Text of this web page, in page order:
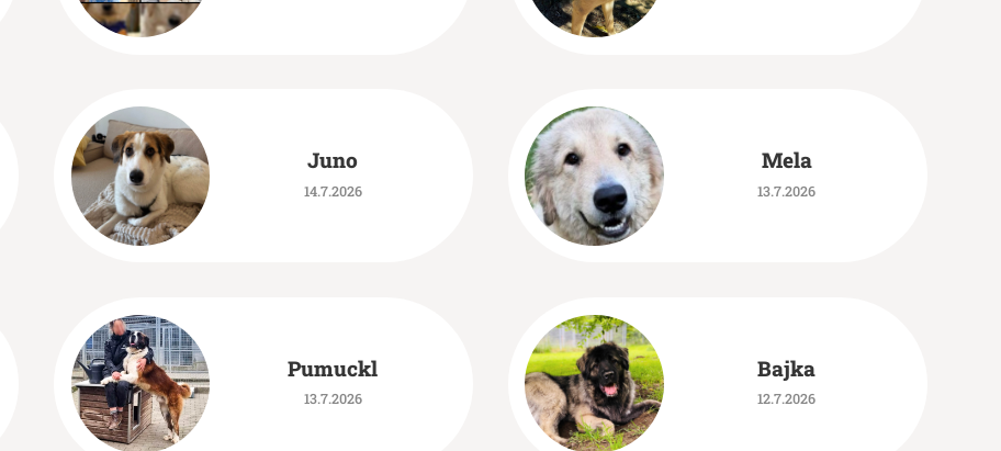
Juno
14.7.2026
Mela
13.7.2026
Pumuckl
13.7.2026
Bajka
12.7.2026